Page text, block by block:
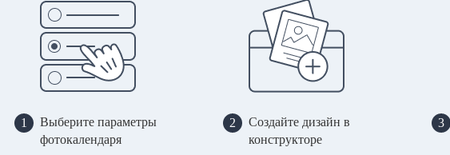
1
Выберите параметры
фотокалендаря
2
Создайте дизайн в
конструкторе
3